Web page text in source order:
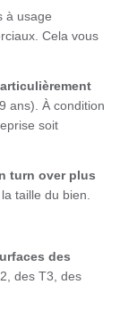
à usage
Cela vous
ans). À condition
soit
turn over plus
taille du bien.
des
des T3, des